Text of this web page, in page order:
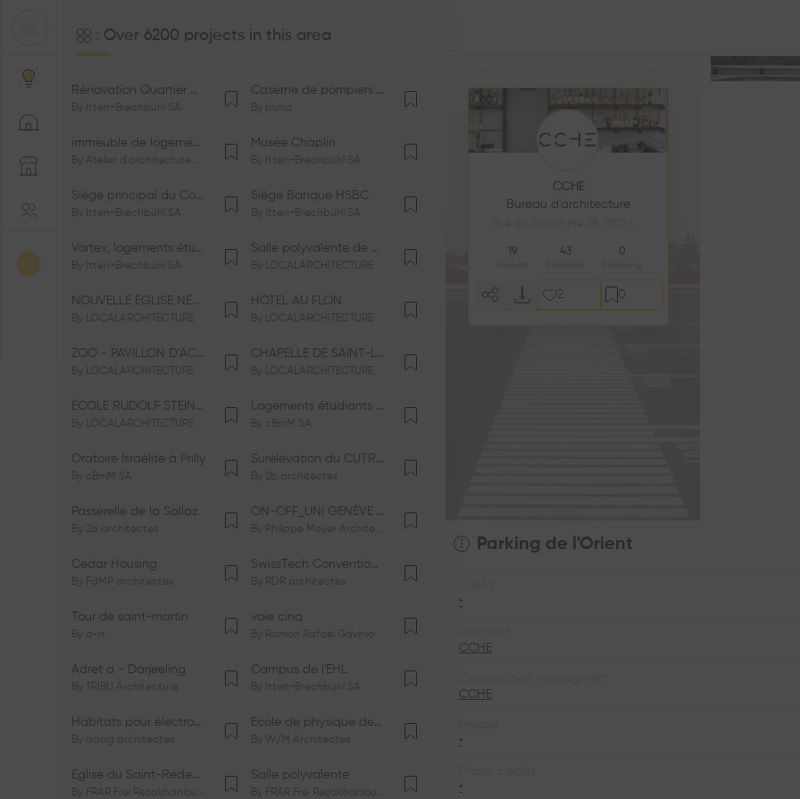
Over 6200 projects in this area
Rénovation Quartier de la Tourelle
By Itten+Brechbühl SA
Caserne de pompiers de Bernex-Confignon
By bunq
immeuble de logements HM-LGZD-PPE «Doctoresse-Champendal»
By Atelier d'architecture Jacques Bugna SA
Musée Chaplin
By Itten+Brechbühl SA
Siège principal du Comité International Olympique CIO
By Itten+Brechbühl SA
Siège Banque HSBC
By Itten+Brechbühl SA
Vortex, logements étudiants
By Itten+Brechbühl SA
Salle polyvalente de Le Vaud
By LOCALARCHITECTURE
NOUVELLE ÉGLISE NÉO-APOSTOLIQUE
By LOCALARCHITECTURE
HÔTEL AU FLON
By LOCALARCHITECTURE
ZOO - PAVILLON D’ACCUEIL DE LA GARENNE
By LOCALARCHITECTURE
CHAPELLE DE SAINT-LOUP
By LOCALARCHITECTURE
ÉCOLE RUDOLF STEINER DE GENÈVE
By LOCALARCHITECTURE
Logements étudiants à Serrières
By cBmM SA
Oratoire Israélite à Prilly
By cBmM SA
Surélévation du CUTR-CHUV
By 2b architectes
Passerelle de la Sallaz
By 2b architectes
ON-OFF_UNI GENÈVE Faculté de Psychologie
By Philippe Meyer Architecte
Cedar Housing
By FdMP architectes
SwissTech Convention Center
By RDR architectes
Tour de saint-martin
By a-rr.
voie cinq
By Ramon Rafael Gavinio
Adret a - Darjeeling
By TRIBU Architecture
Campus de l'EHL
By Itten+Brechbühl SA
Habitats pour électrosensibles (ES)
By aaag architectes
Ecole de physique des Houches
By W/M Architectes
Eglise du Saint-Rédempteur
By FRAR Frei Rezakhanlou SA
Salle polyvalente
By FRAR Frei Rezakhanlou SA
CCHE
Bureau d'architecture
19 43 0
Follow
2 0
Parking de l'Orient
•
CCHE
CCHE
•
•